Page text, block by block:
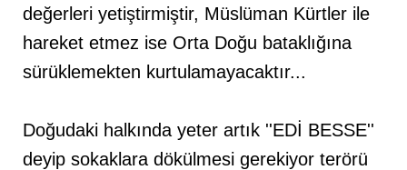
değerleri yetiştirmiştir, Müslüman Kürtler ile
hareket etmez ise Orta Doğu bataklığına
sürüklemekten kurtulamayacaktır...
Doğudaki halkında yeter artık ''EDİ BESSE''
deyip sokaklara dökülmesi gerekiyor terörü